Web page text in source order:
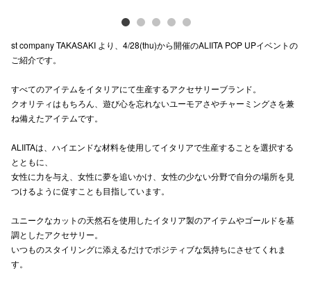
st company TAKASAKI より、4/28(thu)から開催のALIITA POP UPイベントの
ご紹介です。
すべてのアイテムをイタリアにて生産するアクセサリーブランド。
クオリティはもちろん、遊び心を忘れないユーモアさやチャーミングさを兼
ね備えたアイテムです。
ALIITAは、ハイエンドな材料を使用してイタリアで生産することを選択する
とともに、
女性に力を与え、女性に夢を追いかけ、女性の少ない分野で自分の場所を見
つけるように促すことも目指しています。
ユニークなカットの天然石を使用したイタリア製のアイテムやゴールドを基
調としたアクセサリー。
いつものスタイリングに添えるだけでポジティブな気持ちにさせてくれま
す。
お問い合わせ
利用規約